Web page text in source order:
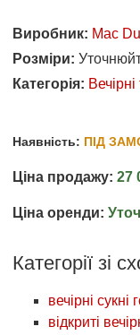
Виробник: Mac
Розміри:
Категорія:
Наявність: ПІД
Ціна продажу: 27
Ціна оренди:
Категорії зі
вечірні
відкриті